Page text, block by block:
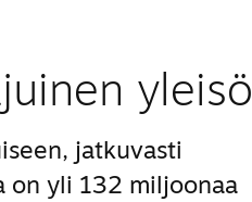
yleisö
jatkuvasti
on yli 132 miljoonaa